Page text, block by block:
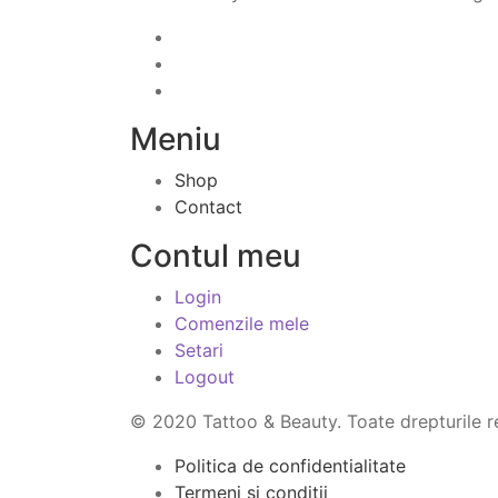
Meniu
Shop
Contact
Contul meu
Login
Comenzile mele
Setari
Logout
© 2020 Tattoo & Beauty. Toate drepturile
Politica de confidentialitate
Termeni si conditii